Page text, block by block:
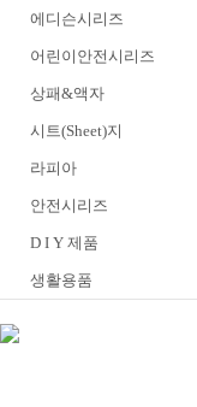
에디슨시리즈
어린이안전시리즈
상패&액자
시트(Sheet)지
라피아
안전시리즈
D I Y 제품
생활용품